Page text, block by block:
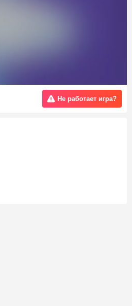
Не работает игра?